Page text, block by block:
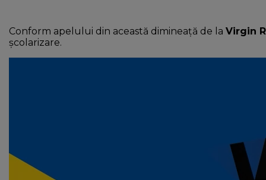
Conform apelului din această dimineață de la Virgin
școlarizare.